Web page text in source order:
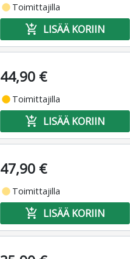
fiber_manual_record Toimittajilla
add_shopping_cart LISÄÄ KORIIN
44,90 €
fiber_manual_record Toimittajilla
add_shopping_cart LISÄÄ KORIIN
47,90 €
fiber_manual_record Toimittajilla
add_shopping_cart LISÄÄ KORIIN